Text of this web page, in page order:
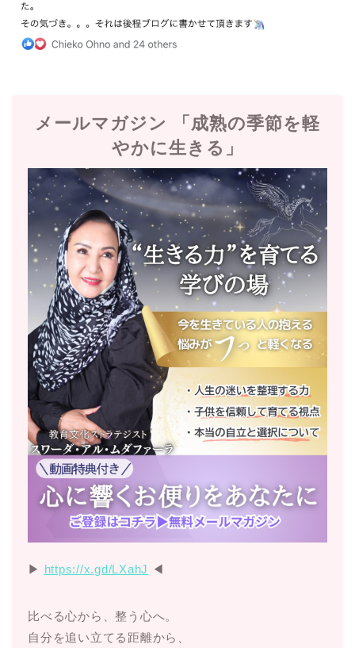
メールマガジン 「成熟の季節を軽
やかに生きる」
▶︎ https://x.gd/LXahJ ◀︎
比べる心から、整う心へ。
自分を追い立てる距離から、